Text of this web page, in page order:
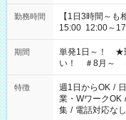
勤務時間
【1日3時間～も相談OK!】 ＜シフト例
15:00 12:00～17:00
お気軽にご相談
期間
単発1日～！ ★
い！ ＃8月～
特徴 週1日からOK /
業・WワークOK /
集 / 電話対応なし